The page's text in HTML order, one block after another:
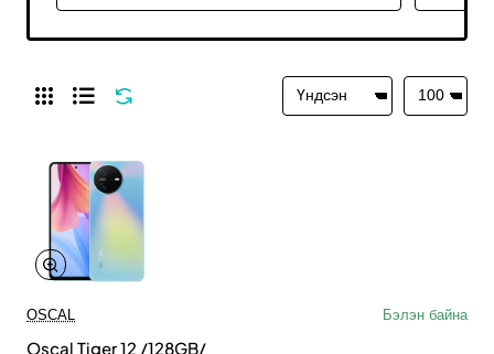
OSCAL Бэлэн байна
Oscal Tiger 12 /128GB/